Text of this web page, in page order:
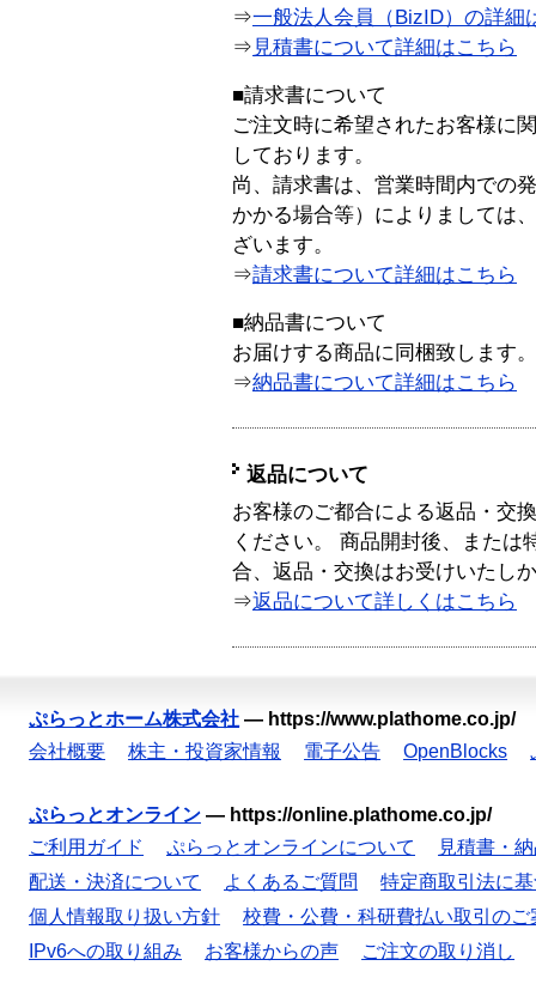
⇒一般法人会員（BizID）の詳細
⇒ 見積書について詳細はこちら
■請求書について
ご注文時に希望されたお客様に
しております。
尚、請求書は、営業時間内での
かかる場合等）によりましては
ざいます。
⇒請求書について詳細はこちら
■納品書について
お届けする商品に同梱致します。
⇒納品書について詳細はこちら
返品について
お客様のご都合による返品・交
ください。 商品開封後、または
合、返品・交換はお受けいたし
⇒返品について詳しくはこちら
ぷらっとホーム株式会社 — https://www.plathome.co.jp/
会社概要
株主・投資家情報 電子公告 OpenBlocks
ぷらっとオンライン — https://online.plathome.co.jp/
ご利用ガイド
ぷらっとオンラインについて
見積書・
配送・決済について
よくあるご質問
特定商取引法に
個人情報取り扱い方針
校費・公費・科研費払い取引のご
IPv6への取り組み
お客様からの声 ご注文の取り消し